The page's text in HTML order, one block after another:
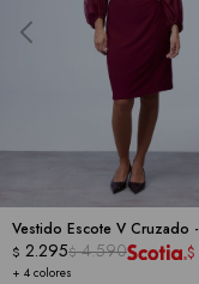
Vestido Escote V Cruzado -
RICHARDS
+ 4 colores
$ 2.295$ 4.590 $